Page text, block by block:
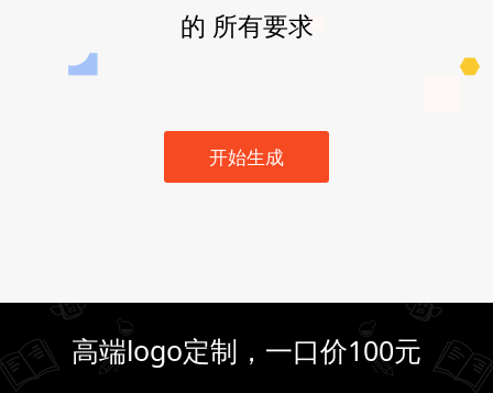
的 所有要求
开始生成
高端logo定制，一口价100元